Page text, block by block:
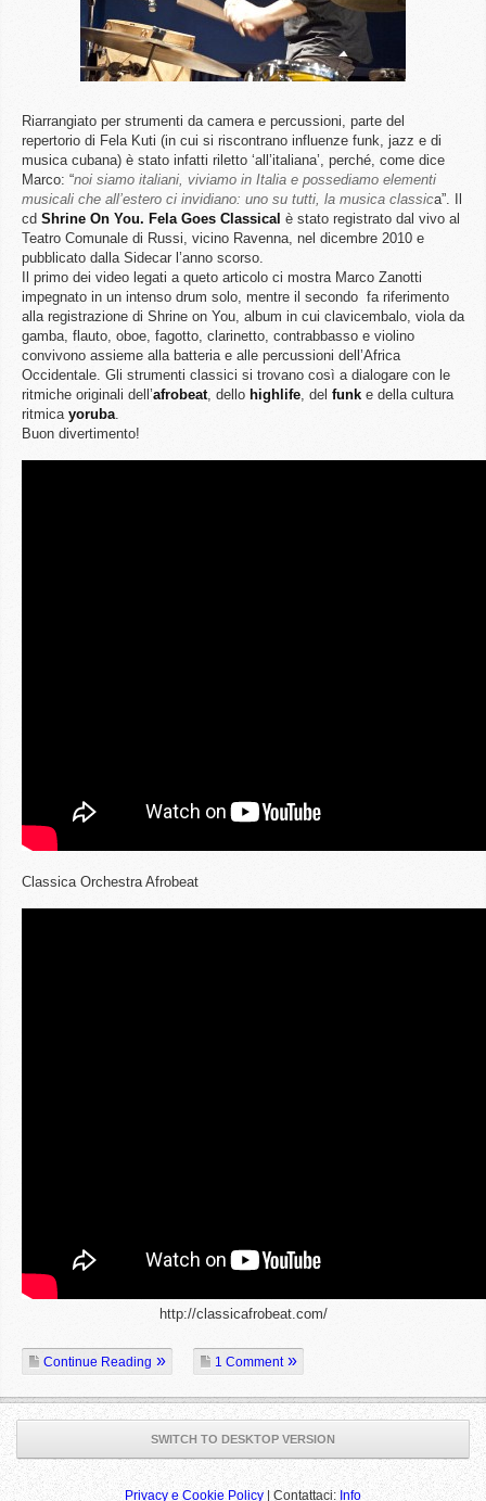
Riarrangiato per strumenti da camera e percussioni, parte del
repertorio di Fela Kuti (in cui si riscontrano influenze funk, jazz e di
musica cubana) è stato infatti riletto ‘all’italiana’, perché, come dice
Marco: “noi siamo italiani, viviamo in Italia e possediamo elementi
musicali che all’estero ci invidiano: uno su tutti, la musica classica”. Il
cd Shrine On You. Fela Goes Classical è stato registrato dal vivo al
Teatro Comunale di Russi, vicino Ravenna, nel dicembre 2010 e
pubblicato dalla Sidecar l’anno scorso.
Il primo dei video legati a queto articolo ci mostra Marco Zanotti
impegnato in un intenso drum solo, mentre il secondo fa riferimento
alla registrazione di Shrine on You, album in cui clavicembalo, viola da
gamba, flauto, oboe, fagotto, clarinetto, contrabbasso e violino
convivono assieme alla batteria e alle percussioni dell’Africa
Occidentale. Gli strumenti classici si trovano così a dialogare con le
ritmiche originali dell’afrobeat, dello highlife, del funk e della cultura
ritmica yoruba.
Buon divertimento!
Classica Orchestra Afrobeat
http://classicafrobeat.com/
Continue Reading 1 Comment
SWITCH TO DESKTOP VERSION
Privacy e Cookie Policy | Contattaci: Info